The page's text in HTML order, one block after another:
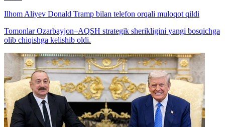
Ilhom Aliyev Donald Tramp bilan telefon orqali muloqot qildi
Tomonlar Ozarbayjon–AQSH strategik sherikligini yangi bosqichga
olib chiqishga kelishib oldi.